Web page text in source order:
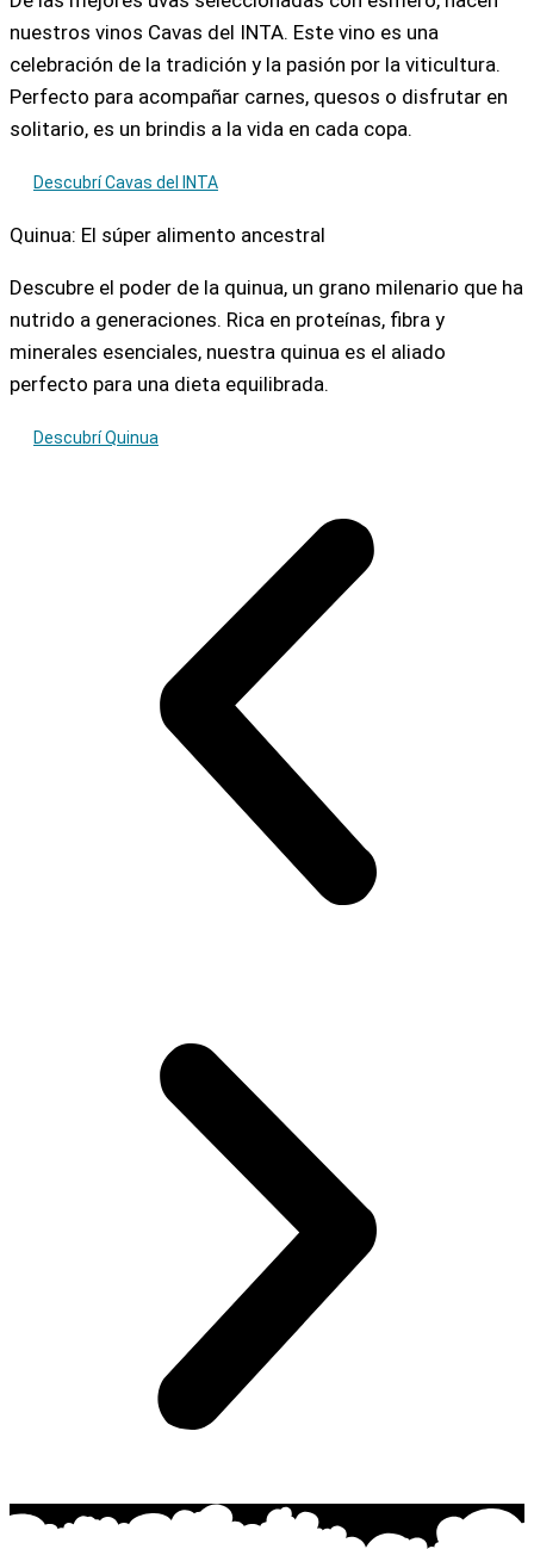
nuestros vinos Cavas del INTA. Este vino es una
celebración de la tradición y la pasión por la viticultura.
Perfecto para acompañar carnes, quesos o disfrutar en
solitario, es un brindis a la vida en cada copa.
Descubrí Cavas del INTA
Quinua: El súper alimento ancestral
Descubre el poder de la quinua, un grano milenario que ha
nutrido a generaciones. Rica en proteínas, fibra y
minerales esenciales, nuestra quinua es el aliado
perfecto para una dieta equilibrada.
Descubrí Quinua